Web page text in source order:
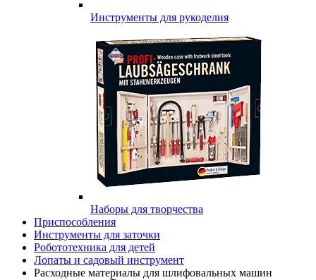
Инструменты для рукоделия
Наборы для творчества
Приспособления
Инструменты для заточки
Робототехника для детей
Лопаты и садовый инструмент
Расходные материалы для шлифовальных машин